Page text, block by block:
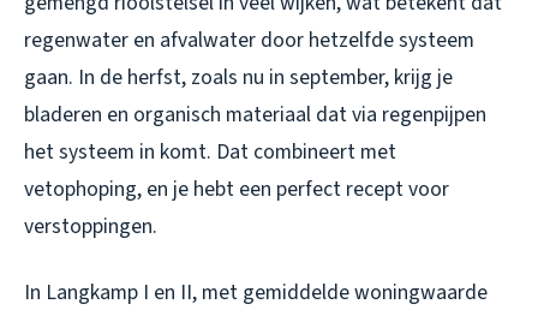
regenwater en afvalwater door hetzelfde systeem
gaan. In de herfst, zoals nu in september, krijg je
bladeren en organisch materiaal dat via regenpijpen
het systeem in komt. Dat combineert met
vetophoping, en je hebt een perfect recept voor
verstoppingen.
In Langkamp I en II, met gemiddelde woningwaarde